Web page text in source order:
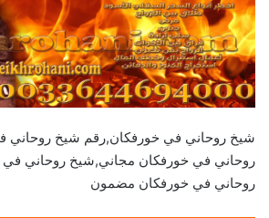
شيخ روحاني في خورفكان,رقم شيخ روحاني
روحاني في خورفكان مجاني,شيخ روحاني
روحاني في خورفكان مضمون